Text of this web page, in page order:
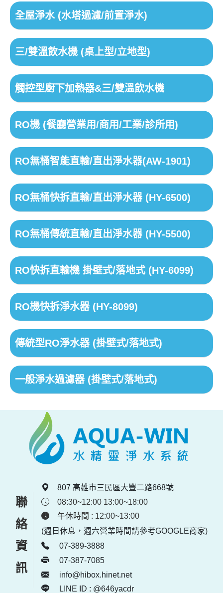
全屋淨水 (水塔過濾/前置淨水)
三/雙溫飲水機 (桌上型/立地型)
觸控型廚下加熱器&三/雙溫飲水機
RO機 (餐廳營業用/商用/工業/診所用)
RO無桶智能直輸/直出淨水器(AW-1901)
RO無桶快拆直輸/直出淨水器 (HY-6500)
RO無桶傳統直輸/直出淨水器 (HY-5500)
RO快拆直輸機 掛壁式/落地式 (HY-6099)
RO機快拆淨水器 (HY-8099)
傳統型RO淨水器 (掛壁式/落地式)
一般淨水過濾器 (掛壁式/落地式)
聯絡資訊
807 高雄市三民區大豐二路668號
08:30~12:00 13:00~18:00
午休時間 : 12:00~13:00
(週日休息，週六營業時間請參考GOOGLE商家)
07-389-3888
07-387-7085
info@hibox.hinet.net
LINE ID : @646yacdr